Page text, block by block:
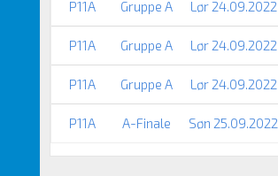
P11A Gruppe A Lør 24.09.2022
P11A Gruppe A Lør 24.09.2022
P11A Gruppe A Lør 24.09.2022
P11A A-Finale Søn 25.09.2022